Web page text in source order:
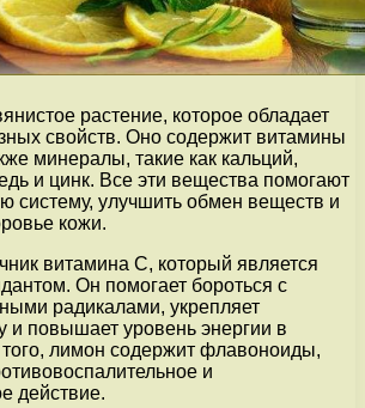
растение, которое обладает
свойств. Оно содержит витамины
минералы, такие как кальций,
и цинк. Все эти вещества помогают
систему, улучшить обмен веществ и
кожи.
витамина С, который является
Он помогает бороться с
радикалами, укрепляет
и повышает уровень энергии в
лимон содержит флавоноиды,
и
действие.